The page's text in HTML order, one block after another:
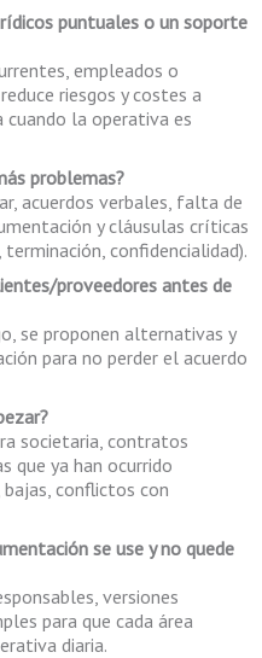
puntuales o un soporte
empleados o
riesgos y costes a
la operativa es
problemas?
acuerdos verbales, falta de
y cláusulas críticas
confidencialidad).
proveedores antes de
se proponen alternativas y
para no perder el acuerdo
societaria, contratos
que ya han ocurrido
conflictos con
se use y no quede
versiones
para que cada área
diaria.